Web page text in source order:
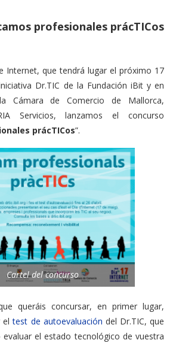
profesionales prácTICos
Internet, que tendrá lugar el próximo 17
Dr.TIC de la Fundación iBit y en
Cámara de Comercio de Mallorca,
Servicios, lanzamos el concurso
prácTICos”.
Cartel del concurso
queráis concursar, en primer lugar,
el test de autoevaluación del Dr.TIC, que
el estado tecnológico de vuestra